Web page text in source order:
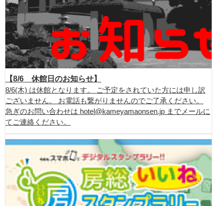
【8/6 休館日のお知らせ】
8/6(木) は休館となります。 ご予定をされていた方には申し訳
ございません。 お電話も繋がりませんのでご了承ください。
急ぎのお問い合わせは hotel@kameyamaonsen.jp までメールに
てご連絡ください。